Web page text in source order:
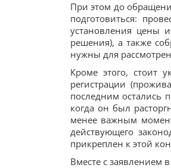
При этом до
подготовиться:
установления цены
решения), а также
нужны для
Кроме этого, стоит
регистрации
последним остались
когда он был
менее важным
действующего
прикреплен к этой
Вместе с заявлением